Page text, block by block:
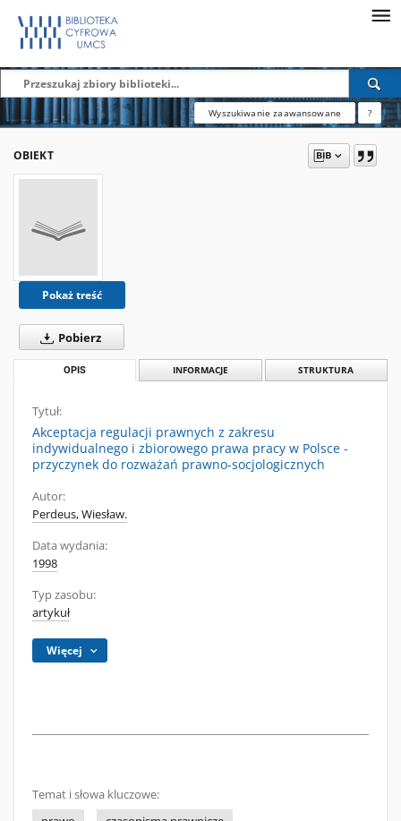
Wyszukiwanie zaawansowane ?
OBIEKT
Pokaż treść
Pobierz
OPIS INFORMACJE STRUKTURA
Tytuł:
Akceptacja regulacji prawnych z zakresu
indywidualnego i zbiorowego prawa pracy w Polsce -
przyczynek do rozważań prawno-socjologicznych
Autor:
Perdeus, Wiesław.
Data wydania:
1998
Typ zasobu:
artykuł
Więcej
Temat i słowa kluczowe: